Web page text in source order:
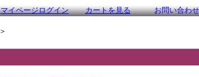
マイページログイン カートを見る お問い合わせ